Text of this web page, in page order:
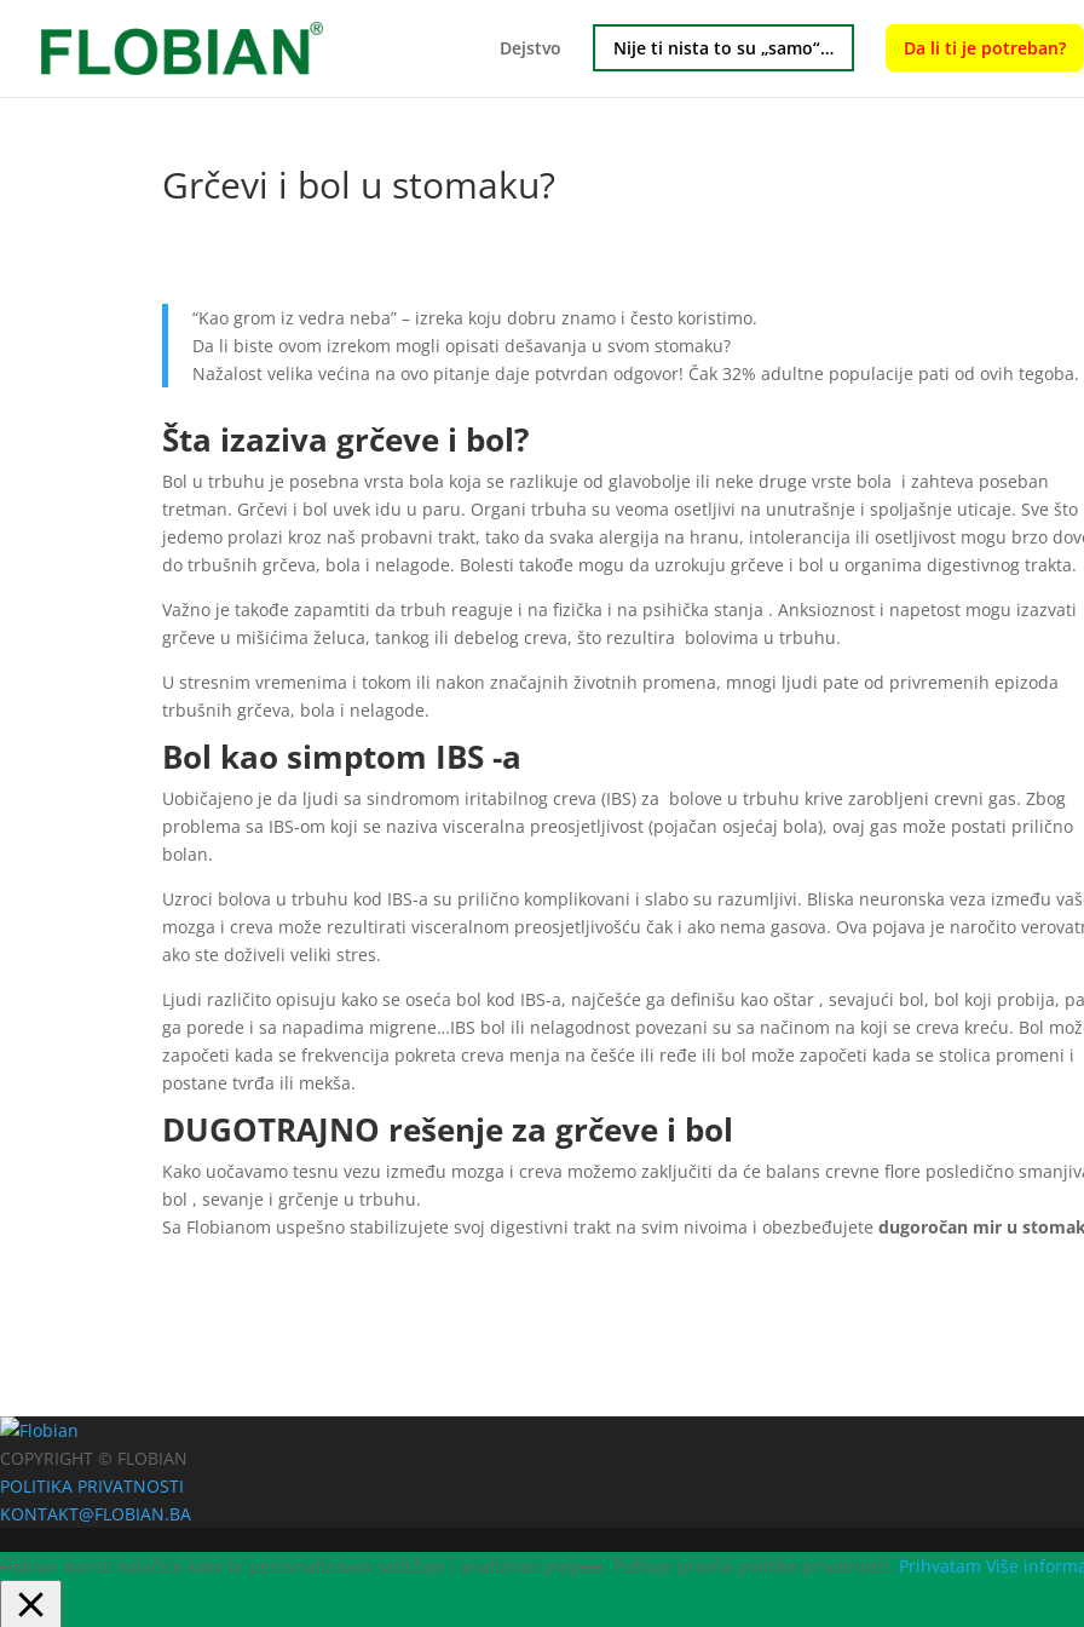
Dejstvo Nije ti nista to su „samo“… Da li ti je potreban?
Grčevi i bol u stomaku?
“Kao grom iz vedra neba” – izreka koju dobru znamo i često koristimo.
Da li biste ovom izrekom mogli opisati dešavanja u svom stomaku?
Nažalost velika većina na ovo pitanje daje potvrdan odgovor! Čak 32% adultne populacije pati od ovih tegoba.
Šta izaziva grčeve i bol?
Bol u trbuhu je posebna vrsta bola koja se razlikuje od glavobolje ili neke druge vrste bola i zahteva poseban
tretman. Grčevi i bol uvek idu u paru. Organi trbuha su veoma osetljivi na unutrašnje i spoljašnje uticaje. Sve što
jedemo prolazi kroz naš probavni trakt, tako da svaka alergija na hranu, intolerancija ili osetljivost mogu brzo
do trbušnih grčeva, bola i nelagode. Bolesti takođe mogu da uzrokuju grčeve i bol u organima digestivnog trakta.
Važno je takođe zapamtiti da trbuh reaguje i na fizička i na psihička stanja . Anksioznost i napetost mogu izazvati
grčeve u mišićima želuca, tankog ili debelog creva, što rezultira bolovima u trbuhu.
U stresnim vremenima i tokom ili nakon značajnih životnih promena, mnogi ljudi pate od privremenih epizoda
trbušnih grčeva, bola i nelagode.
Bol kao simptom IBS -a
Uobičajeno je da ljudi sa sindromom iritabilnog creva (IBS) za bolove u trbuhu krive zarobljeni crevni gas. Zbog
problema sa IBS-om koji se naziva visceralna preosjetljivost (pojačan osjećaj bola), ovaj gas može postati prilično
bolan.
Uzroci bolova u trbuhu kod IBS-a su prilično komplikovani i slabo su razumljivi. Bliska neuronska veza između
mozga i creva može rezultirati visceralnom preosjetljivošću čak i ako nema gasova. Ova pojava je naročito
ako ste doživeli veliki stres.
Ljudi različito opisuju kako se oseća bol kod IBS-a, najčešće ga definišu kao oštar , sevajući bol, bol koji probija,
ga porede i sa napadima migrene…IBS bol ili nelagodnost povezani su sa načinom na koji se creva kreću. Bol
započeti kada se frekvencija pokreta creva menja na češće ili ređe ili bol može započeti kada se stolica promeni i
postane tvrđa ili mekša.
DUGOTRAJNO rešenje za grčeve i bol
Kako uočavamo tesnu vezu između mozga i creva možemo zaključiti da će balans crevne flore posledično
bol , sevanje i grčenje u trbuhu.
Sa Flobianom uspešno stabilizujete svoj digestivni trakt na svim nivoima i obezbeđujetedugoročan mir u
COPYRIGHT © FLOBIAN
POLITIKA PRIVATNOSTI
KONTAKT@FLOBIAN.BA
Flobian koristi kolačiće kako bi perosnalizovao sadržaje i analizirao posjete. Poštuje pravila politike privatnosti. Prihvatam Više